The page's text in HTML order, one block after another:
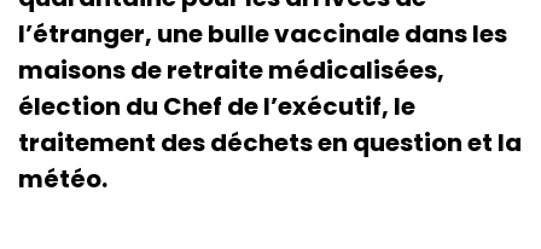
l’étranger, une bulle vaccinale dans les
maisons de retraite médicalisées,
élection du Chef de l’exécutif, le
traitement des déchets en question et la
météo.